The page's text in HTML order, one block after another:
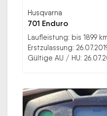
Husqvarna
701 Enduro
Laufleistung: bis 1899
Erstzulassung:
Gültige AU / HU: